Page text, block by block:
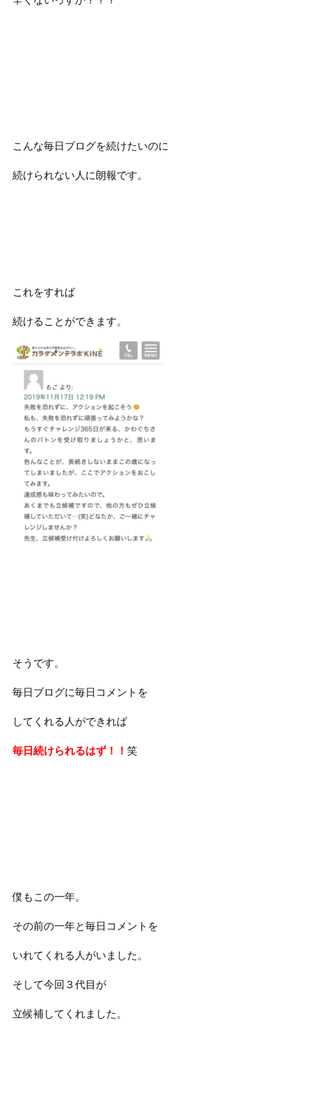
こんな毎日ブログを続けたいのに
続けられない人に朗報です。
これをすれば
続けることができます。
そうです。
毎日ブログに毎日コメントを
してくれる人ができれば
毎日続けられるはず！！ 笑
僕もこの一年。
その前の一年と毎日コメントを
いれてくれる人がいました。
そして今回３代目が
立候補してくれました。